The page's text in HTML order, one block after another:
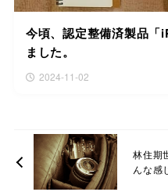
今頃、認定整備済製品
ました。
2024-11-02
林住期
んな感